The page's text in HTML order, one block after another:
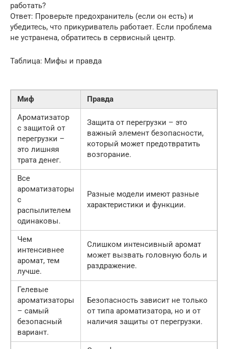
работать?
Ответ: Проверьте предохранитель (если он есть) и
убедитесь, что прикуриватель работает. Если проблема
не устранена, обратитесь в сервисный центр.
Таблица: Мифы и правда
Миф
Правда
Ароматизатор
с защитой от
перегрузки –
это лишняя
трата денег.
Защита от перегрузки – это
важный элемент безопасности,
который может предотвратить
возгорание.
Все
ароматизаторы
с
распылителем
одинаковы.
Разные модели имеют разные
характеристики и функции.
Чем
интенсивнее
аромат, тем
лучше.
Слишком интенсивный аромат
может вызвать головную боль и
раздражение.
Гелевые
ароматизаторы
– самый
безопасный
вариант.
Безопасность зависит не только
от типа ароматизатора, но и от
наличия защиты от перегрузки.